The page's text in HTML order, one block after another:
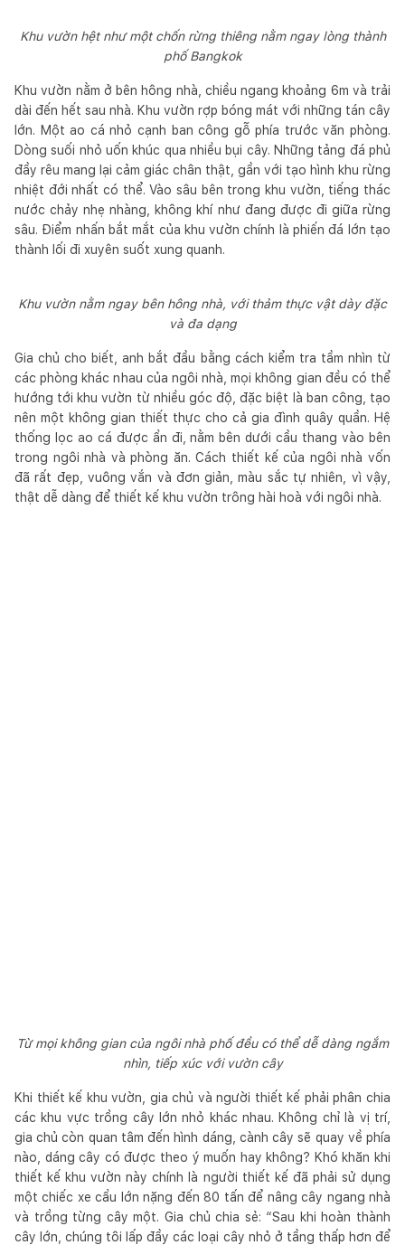
Khu vườn hệt như một chốn rừng thiêng nằm ngay lòng thành
phố Bangkok
Khu vườn nằm ở bên hông nhà, chiều ngang khoảng 6m và trải
dài đến hết sau nhà. Khu vườn rợp bóng mát với những tán cây
lớn. Một ao cá nhỏ cạnh ban công gỗ phía trước văn phòng.
Dòng suối nhỏ uốn khúc qua nhiều bụi cây. Những tảng đá phủ
đầy rêu mang lại cảm giác chân thật, gần với tạo hình khu rừng
nhiệt đới nhất có thể. Vào sâu bên trong khu vườn, tiếng thác
nước chảy nhẹ nhàng, không khí như đang được đi giữa rừng
sâu. Điểm nhấn bắt mắt của khu vườn chính là phiến đá lớn tạo
thành lối đi xuyên suốt xung quanh.
Khu vườn nằm ngay bên hông nhà, với thảm thực vật dày đặc
và đa dạng
Gia chủ cho biết, anh bắt đầu bằng cách kiểm tra tầm nhìn từ
các phòng khác nhau của ngôi nhà, mọi không gian đều có thể
hướng tới khu vườn từ nhiều góc độ, đặc biệt là ban công, tạo
nên một không gian thiết thực cho cả gia đình quây quần. Hệ
thống lọc ao cá được ẩn đi, nằm bên dưới cầu thang vào bên
trong ngôi nhà và phòng ăn. Cách thiết kế của ngôi nhà vốn
đã rất đẹp, vuông vắn và đơn giản, màu sắc tự nhiên, vì vậy,
thật dễ dàng để thiết kế khu vườn trông hài hoà với ngôi nhà.
Từ mọi không gian của ngôi nhà phố đều có thể dễ dàng ngắm
nhìn, tiếp xúc với vườn cây
Khi thiết kế khu vườn, gia chủ và người thiết kế phải phân chia
các khu vực trồng cây lớn nhỏ khác nhau. Không chỉ là vị trí,
gia chủ còn quan tâm đến hình dáng, cành cây sẽ quay về phía
nào, dáng cây có được theo ý muốn hay không? Khó khăn khi
thiết kế khu vườn này chính là người thiết kế đã phải sử dụng
một chiếc xe cẩu lớn nặng đến 80 tấn để nâng cây ngang nhà
và trồng từng cây một. Gia chủ chia sẻ: “Sau khi hoàn thành
cây lớn, chúng tôi lấp đầy các loại cây nhỏ ở tầng thấp hơn để